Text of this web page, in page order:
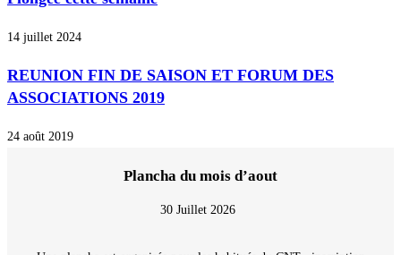
14 juillet 2024
REUNION FIN DE SAISON ET FORUM DES
ASSOCIATIONS 2019
24 août 2019
Plancha du mois d’aout
30 Juillet 2026